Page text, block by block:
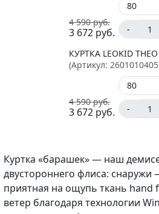
4 590руб.
3 672 руб. -
КУРТКА LEOKID
(Артикул:
4 590руб.
3 672 руб. -
Куртка «барашек» — наш
двустороннего флиса:
приятная на ощупь ткань hand
ветер благодаря технологии